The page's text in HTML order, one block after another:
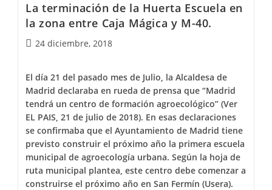
La terminación de la Huerta Escuela en
la zona entre Caja Mágica y M-40.
24 diciembre, 2018
El día 21 del pasado mes de Julio, la Alcaldesa de
Madrid declaraba en rueda de prensa que “Madrid
tendrá un centro de formación agroecológico” (Ver
EL PAIS, 21 de julio de 2018). En esas declaraciones
se confirmaba que el Ayuntamiento de Madrid tiene
previsto construir el próximo año la primera escuela
municipal de agroecología urbana. Según la hoja de
ruta municipal plantea, este centro debe comenzar a
construirse el próximo año en San Fermín (Usera).